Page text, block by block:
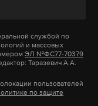
шиитского
.
в результате
службой по
и массовых
ЭЛ №ФС77-70379
Таразевич А.А.
пользователей
по защите